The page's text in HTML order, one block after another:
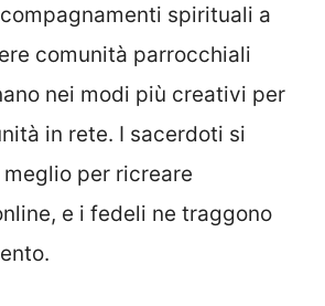
spirituali a
comunità parrocchiali
nei modi più creativi per
in rete. I sacerdoti si
per ricreare
e i fedeli ne traggono